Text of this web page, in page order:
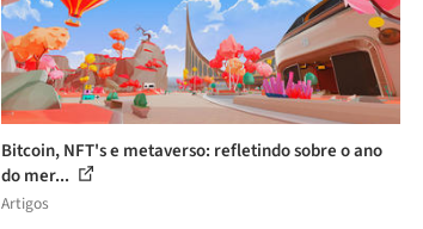
Bitcoin, NFT's e metaverso: refletindo sobre o ano
do mer...
Artigos